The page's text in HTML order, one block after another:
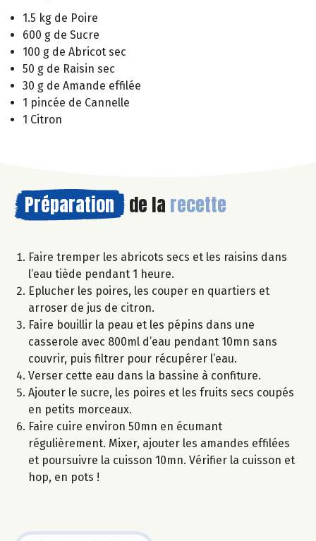
1.5 kg de Poire
600 g de Sucre
100 g de Abricot sec
50 g de Raisin sec
30 g de Amande effilée
1 pincée de Cannelle
1 Citron
Préparation de la recette
Faire tremper les abricots secs et les raisins dans
l’eau tiède pendant 1 heure.
Eplucher les poires, les couper en quartiers et
arroser de jus de citron.
Faire bouillir la peau et les pépins dans une
casserole avec 800ml d’eau pendant 10mn sans
couvrir, puis filtrer pour récupérer l’eau.
Verser cette eau dans la bassine à confiture.
Ajouter le sucre, les poires et les fruits secs coupés
en petits morceaux.
Faire cuire environ 50mn en écumant
régulièrement. Mixer, ajouter les amandes effilées
et poursuivre la cuisson 10mn. Vérifier la cuisson et
hop, en pots !